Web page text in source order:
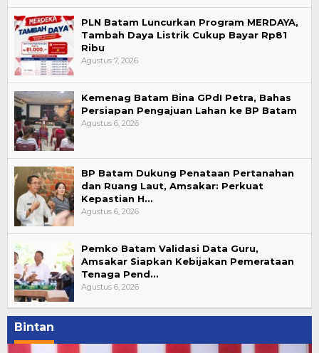
PLN Batam Luncurkan Program MERDAYA,
Tambah Daya Listrik Cukup Bayar Rp81
Ribu
Agustus 7, 2026
Kemenag Batam Bina GPdI Petra, Bahas
Persiapan Pengajuan Lahan ke BP Batam
Agustus 6, 2026
BP Batam Dukung Penataan Pertanahan
dan Ruang Laut, Amsakar: Perkuat
Kepastian H…
Agustus 6, 2026
Pemko Batam Validasi Data Guru,
Amsakar Siapkan Kebijakan Pemerataan
Tenaga Pend…
Agustus 6, 2026
Bintan